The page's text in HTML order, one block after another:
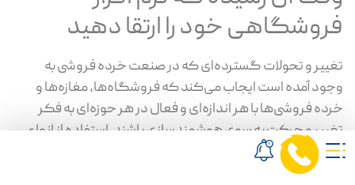
فروشگاهی خود را ارتقا دهید
تغییر و تحولات گسترده‌ای که در صنعت خرده فروشی به
وجود آمده است ایجاب می‌کند که فروشگاه‌ها، مغازه‌ها و
خرده فروشی‌ها با هر اندازه‌ای و فعال در هر حوزه‌ای به فکر
تغییر و حرکت به سوی هوشمندسازی باشند. استفاده از انواع
نرم افزار فروشگاهی، با توجه و بنابر نوع فعالیت و نیازهای یک
کسب و کار، باعث رشد و ترقی هرچه بیشتر و سریع‌تر آن